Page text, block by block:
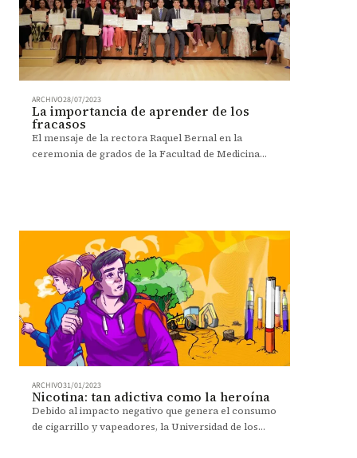
ARCHIVO28/07/2023
La importancia de aprender de los
fracasos
El mensaje de la rectora Raquel Bernal en la
ceremonia de grados de la Facultad de Medicina
ARCHIVO31/01/2023
Nicotina: tan adictiva como la heroína
Debido al impacto negativo que genera el consumo
de cigarrillo y vapeadores, la Universidad de los